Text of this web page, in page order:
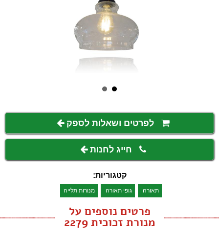
לפרטים ושאלות לספק
חייג לחנות
קטגוריות:
תאורה גופי תאורה מנורות תלייה
פרטים נוספים על
מנורת זכוכית 2279